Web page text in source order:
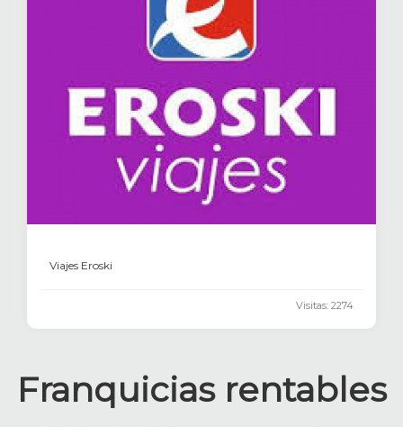
Viajes Eroski
Visitas: 2274
Franquicias rentables